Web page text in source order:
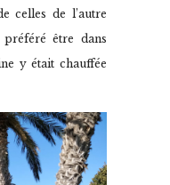
celles de l’autre
préféré être dans
y était chauffée